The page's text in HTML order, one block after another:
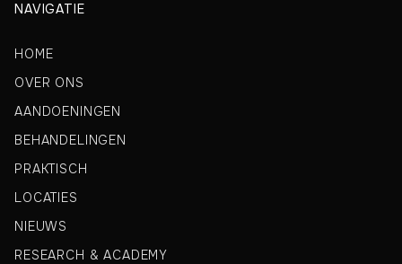
NAVIGATIE
HOME
OVER ONS
AANDOENINGEN
BEHANDELINGEN
PRAKTISCH
LOCATIES
NIEUWS
RESEARCH & ACADEMY